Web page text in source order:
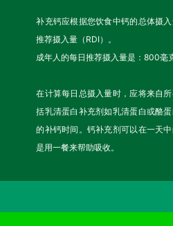
补充钙应根据您饮食中钙的总体摄
推荐摄入量（RDI）。
成年人的每日推荐摄入量是：800毫
在计算每日总摄入量时，应将来自
括乳清蛋白补充剂如乳清蛋白或酪
的补钙时间。钙补充剂可以在一天
是用一餐来帮助吸收。